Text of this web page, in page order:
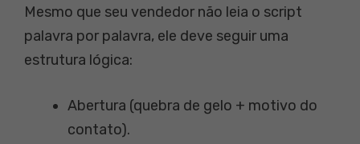
Mesmo que seu vendedor não leia o script
palavra por palavra, ele deve seguir uma
estrutura lógica:
Abertura (quebra de gelo + motivo do
contato).